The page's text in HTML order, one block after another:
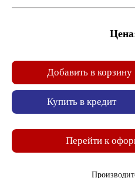
Добавить в корзину
Купить в кредит
Перейти к